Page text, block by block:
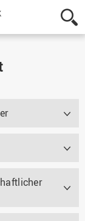
Hochschule
Osnabrück
-